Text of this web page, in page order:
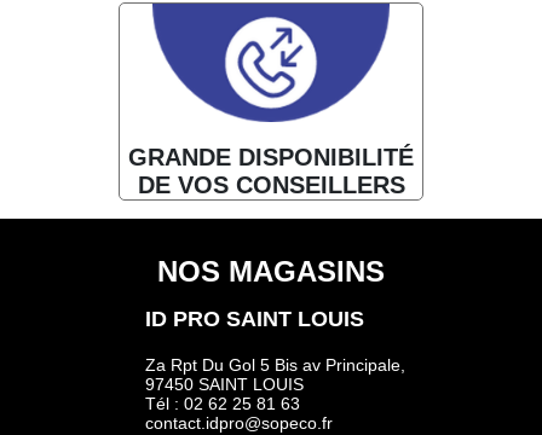
GRANDE DISPONIBILITÉ
DE VOS CONSEILLERS
NOS MAGASINS
ID PRO SAINT LOUIS
Za Rpt Du Gol 5 Bis av Principale,
97450 SAINT LOUIS
Tél : 02 62 25 81 63
contact.idpro@sopeco.fr